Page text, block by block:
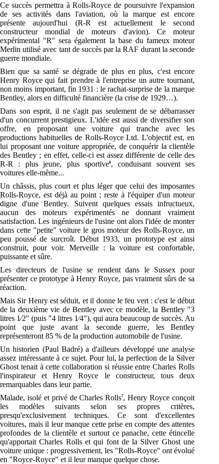
Ce succès permettra à Rolls-Royce de poursuivre l'expansion
de ses activités dans l'aviation, où la marque est encore
présente aujourd'hui (R-R est actuellement le second
constructeur mondial de moteurs d'avion). Ce moteur
expérimental "R" sera également la base du fameux moteur
Merlin utilisé avec tant de succès par la RAF durant la seconde
guerre mondiale.
Bien que sa santé se dégrade de plus en plus, c'est encore
Henry Royce qui fait prendre à l'entreprise un autre tournant,
non moins important, fin 1931 : le rachat-surprise de la marque
Bentley, alors en difficulté financière (la crise de 1929…).
Dans son esprit, il ne s'agit pas seulement de se débarrasser
d'un concurrent prestigieux. L'idée est aussi de diversifier son
offre, en proposant une voiture qui tranche avec les
productions habituelles de Rolls-Royce Ltd. L'objectif est, en
lui proposant une voiture appropriée, de conquérir la clientèle
des Bentley ; en effet, celle-ci est assez différente de celle des
R-R : plus jeune, plus sportive6, conduisant souvent ses
voitures elle-même...
Un châssis, plus court et plus léger que celui des imposantes
Rolls-Royce, est déjà au point ; reste à l'équiper d'un moteur
digne d'une Bentley. Suivent quelques essais infructueux,
aucun des moteurs expérimentés ne donnant vraiment
satisfaction. Les ingénieurs de l'usine ont alors l'idée de monter
dans cette "petite" voiture le gros moteur des Rolls-Royce, un
peu poussé de surcroît. Début 1933, un prototype est ainsi
construit, pour voir. Merveille : la voiture est confortable,
puissante et sûre.
Les directeurs de l'usine se rendent dans le Sussex pour
présenter ce prototype à Henry Royce, pas vraiment sûrs de sa
réaction.
Mais Sir Henry est séduit, et il donne le feu vert : c'est le début
de la deuxième vie de Bentley avec ce modèle, la Bentley "3
litres 1⁄2" (puis "4 litres 1⁄4"), qui aura beaucoup de succès. Au
point que juste avant la seconde guerre, les Bentley
représenteront 85 % de la production automobile de l'usine.
Un historien (Paul Badré) a d'ailleurs développé une analyse
assez intéressante à ce sujet. Pour lui, la perfection de la Silver
Ghost tenait à cette collaboration si réussie entre Charles Rolls
l'inspirateur et Henry Royce le constructeur, tous deux
remarquables dans leur partie.
Malade, isolé et privé de Charles Rolls7, Henry Royce conçoit
les modèles suivants selon ses propres critères,
presqu'exclusivement techniques. Ce sont d'excellentes
voitures, mais il leur manque cette prise en compte des attentes
profondes de la clientèle et surtout ce panache, cette étincelle
qu'apportait Charles Rolls et qui font de la Silver Ghost une
voiture unique : progressivement, les "Rolls-Royce" ont évolué
en "Royce-Royce" et il leur manque quelque chose.